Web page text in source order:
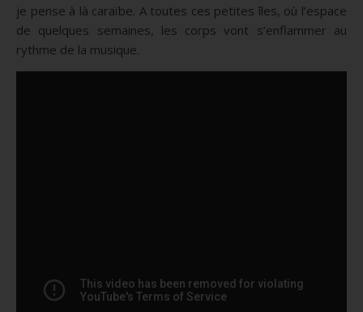
je pense à là caraïbe. A toutes ces petites îles, où l’espace
de quelques semaines, les corps vont s’enflammer au
rythme de la musique.